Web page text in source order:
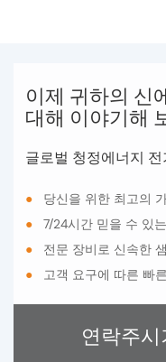
이제 귀하의 신
대해 이야기해
글로벌 청정에너지
●
당신을 위한 최고의
●
7/24시간 믿을 수 있
●
전문 장비로 신속한
●
고객 요구에 따른 빠
연락주